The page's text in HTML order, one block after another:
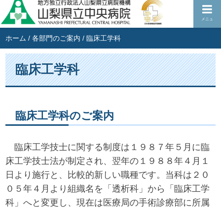
メニュ
ホーム /各部門のご案内 /臨床工学科
臨床工学科
臨床工学科のご案内
臨床工学技士に関する制度は１９８７年５月に臨
床工学技士法が制定され、翌年の１９８８年４月１
日より施行と、比較的新しい職種です。当科は２０
０５年４月より組織名を「透析科」から「臨床工学
科」へと変更し、現在は医療局の手術診療部に所属